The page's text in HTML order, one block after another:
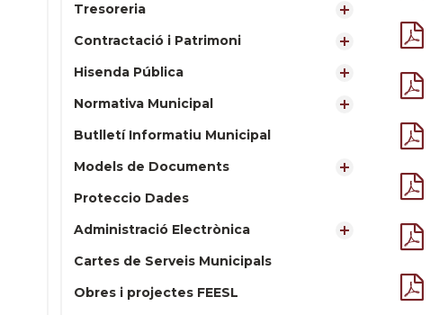
Tresoreria
Contractació i Patrimoni
Hisenda Pública
Normativa Municipal
Butlletí Informatiu Municipal
Models de Documents
Proteccio Dades
Administració Electrònica
Cartes de Serveis Municipals
Obres i projectes FEESL